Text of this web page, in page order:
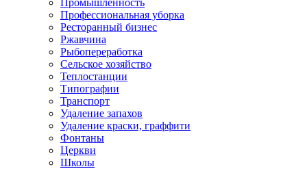
Промышленность
Профессиональная уборка
Ресторанный бизнес
Ржавчина
Рыбопереработка
Сельское хозяйство
Теплостанции
Типографии
Транспорт
Удаление запахов
Удаление краски, граффити
Фонтаны
Церкви
Школы